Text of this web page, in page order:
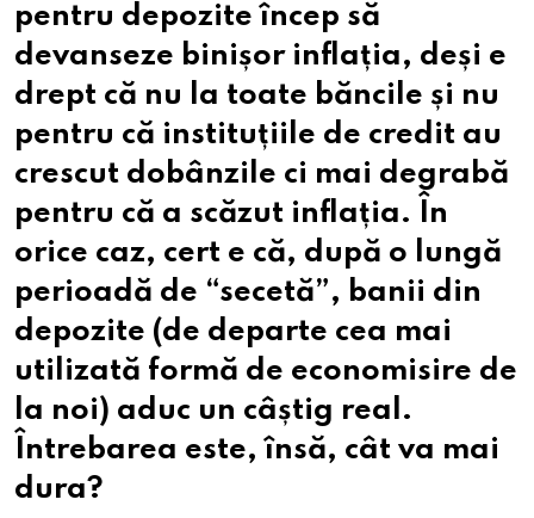
pentru depozite încep să
devanseze binișor inflația, deși e
drept că nu la toate băncile și nu
pentru că instituțiile de credit au
crescut dobânzile ci mai degrabă
pentru că a scăzut inflația. În
orice caz, cert e că, după o lungă
perioadă de “secetă”, banii din
depozite (de departe cea mai
utilizată formă de economisire de
la noi) aduc un câștig real.
Întrebarea este, însă, cât va mai
dura?